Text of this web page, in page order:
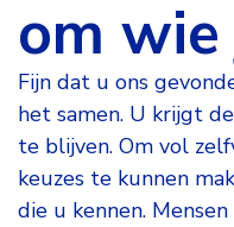
om
Fijn dat u ons
het samen. U krijgt
te blijven. Om vol
keuzes te kunnen
die u kennen.